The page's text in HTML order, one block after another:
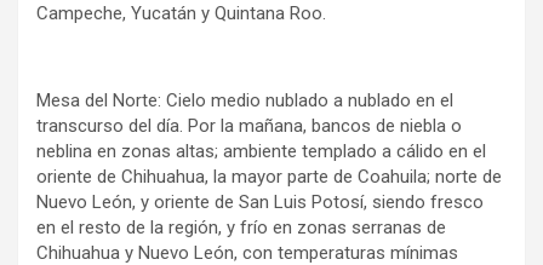
Campeche, Yucatán y Quintana Roo.
Mesa del Norte: Cielo medio nublado a nublado en el
transcurso del día. Por la mañana, bancos de niebla o
neblina en zonas altas; ambiente templado a cálido en el
oriente de Chihuahua, la mayor parte de Coahuila; norte de
Nuevo León, y oriente de San Luis Potosí, siendo fresco
en el resto de la región, y frío en zonas serranas de
Chihuahua y Nuevo León, con temperaturas mínimas